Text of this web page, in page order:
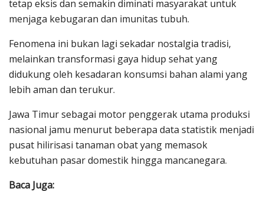
tetap eksis dan semakin diminati masyarakat untuk
menjaga kebugaran dan imunitas tubuh.
Fenomena ini bukan lagi sekadar nostalgia tradisi,
melainkan transformasi gaya hidup sehat yang
didukung oleh kesadaran konsumsi bahan alami yang
lebih aman dan terukur.
Jawa Timur sebagai motor penggerak utama produksi
nasional jamu menurut beberapa data statistik menjadi
pusat hilirisasi tanaman obat yang memasok
kebutuhan pasar domestik hingga mancanegara.
Baca Juga: